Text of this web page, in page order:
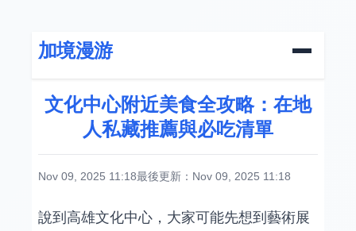
加境漫游
文化中心附近美食全攻略：在地
人私藏推薦與必吃清單
Nov 09, 2025 11:18最後更新：Nov 09, 2025 11:18
說到高雄文化中心，大家可能先想到藝術展